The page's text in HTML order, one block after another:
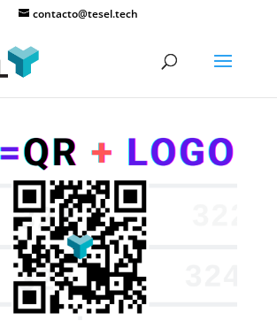
contacto@tesel.tech